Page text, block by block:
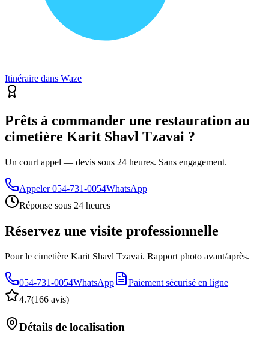
Itinéraire dans Waze
Prêts à commander une restauration au
cimetière Karit Shavl Tzavai ?
Un court appel — devis sous 24 heures. Sans engagement.
Appeler 054-731-0054WhatsApp
Réponse sous 24 heures
Réservez une visite professionnelle
Pour le cimetière Karit Shavl Tzavai. Rapport photo avant/après.
054-731-0054WhatsApp
Paiement sécurisé en ligne
4.7(166 avis)
Détails de localisation